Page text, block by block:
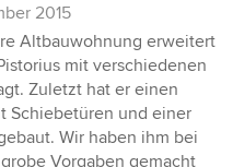
2015
Altbauwohnung erweitert
mit verschiedenen
Zuletzt hat er einen
Schiebetüren und einer
Wir haben ihm bei
Vorgaben gemacht